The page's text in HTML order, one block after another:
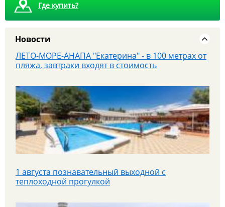
Где купить?
Новости
ЛЕТО-МОРЕ-АНАПА "Екатерина" - в 100 метрах от
пляжа, завтраки входят в стоимость
1 августа познавательный выходной с
теплоходной прогулкой